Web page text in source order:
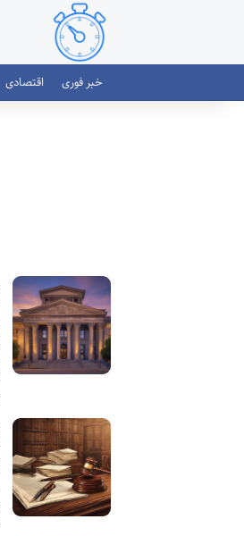
خبر فوری اقتصادی